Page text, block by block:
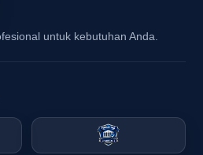
balon tepuk yang seragam
banyak panitia dan tim
balon tepuk
untuk kebutuhan Anda.